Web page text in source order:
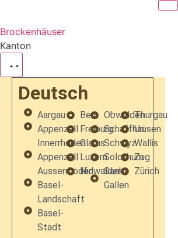
Brockenhäuser
Kanton
Deutsch
Aargau
Appenzell
Innerrhoden
Appenzell
Ausserrhoden
Basel-
Landschaft
Basel-
Stadt
Bern
Freiburg
Glarus
Luzern
Nidwalden
Obwalden
Schaffhausen
Schwyz
Solothurn
Sankt
Gallen
Thurgau
Uri
Wallis
Zug
Zürich